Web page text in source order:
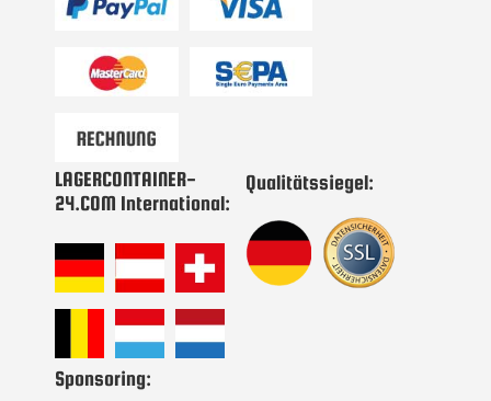
LAGERCONTAINER-
24.COM International:
Qualitätssiegel:
Sponsoring: